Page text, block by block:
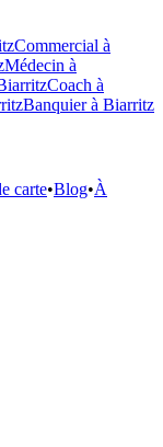
Commercial à
Médecin à
Coach à
Banquierà Biarritz
carte•Blog•À